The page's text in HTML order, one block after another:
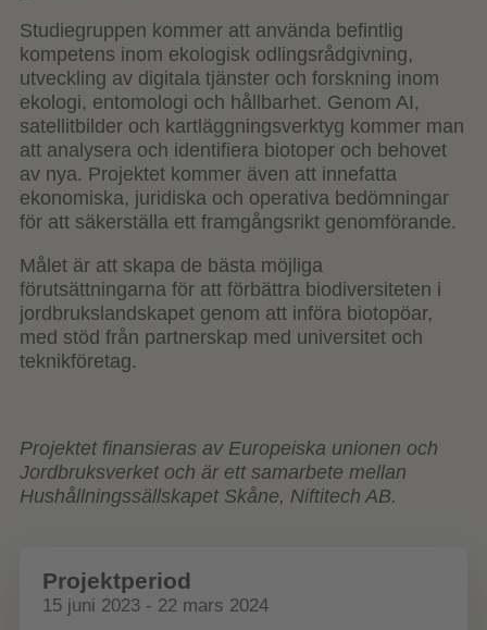
Studiegruppen kommer att använda befintlig
kompetens inom ekologisk odlingsrådgivning,
utveckling av digitala tjänster och forskning inom
ekologi, entomologi och hållbarhet. Genom AI,
satellitbilder och kartläggningsverktyg kommer man
att analysera och identifiera biotoper och behovet
av nya. Projektet kommer även att innefatta
ekonomiska, juridiska och operativa bedömningar
för att säkerställa ett framgångsrikt genomförande.
Målet är att skapa de bästa möjliga
förutsättningarna för att förbättra biodiversiteten i
jordbrukslandskapet genom att införa biotopöar,
med stöd från partnerskap med universitet och
teknikföretag.
Projektet finansieras av Europeiska unionen och
Jordbruksverket och är ett samarbete mellan
Hushållningssällskapet Skåne, Niftitech AB.
Projektperiod
15 juni 2023 - 22 mars 2024